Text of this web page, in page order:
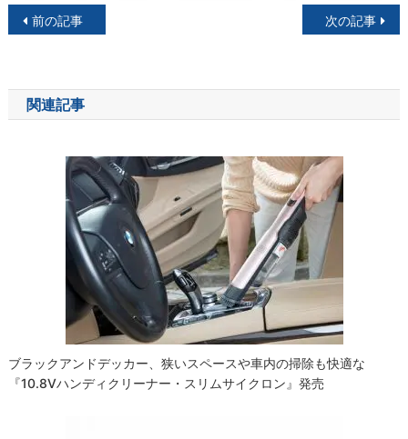
投
ナ
ビ
前の記事 次の記事
関連記事
ブラックアンドデッカー、狭いスペースや車内の掃除も快適な
『10.8Vハンディクリーナー・スリムサイクロン』発売